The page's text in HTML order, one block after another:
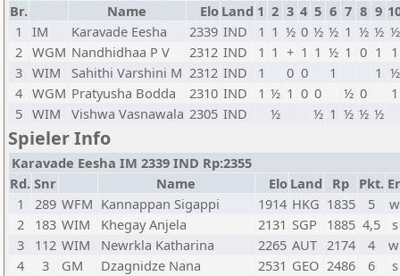
Br.
Name Elo Land 1 2 3 4 5 6 7 8 9
1
IM Karavade Eesha 2339 IND 1 1 ½ 0 ½ ½ 1 ½ ½ ½
2 WGM Nandhidhaa P V 2312 IND 1 1 + 1 1 ½ 1 0 1
1
3 WIM Sahithi Varshini M 2312 IND 1 0 0 1 1 ½
4 WGM Pratyusha Bodda 2310 IND 1 ½ 1 0 0 ½ 0
1
5 WIM Vishwa Vasnawala 2305 IND ½ ½ 1 ½ ½ ½
Spieler Info
Karavade Eesha IM 2339 IND Rp:2355
Rd. Snr Name Elo Land Rp Pkt.
1
289 WFM Kannappan Sigappi 1914 HKG 1835 5
2
183 WIM Khegay Anjela 2131 SGP 1885 4,5
3
112 WIM Newrkla Katharina 2265 AUT 2174 4
4
3 GM Dzagnidze Nana 2531 GEO 2486 6